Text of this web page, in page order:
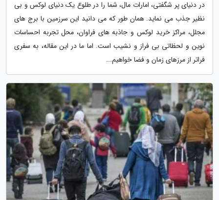
در دنیای پر شگفتی، امارات مال، شما را در طلوع یک دنیای لوکس و بی
نظیر جذب می نماید. همان طور که می دانید این سرزمین با برج های
مجلل، مراکز خرید لوکس و جاذبه های فراوان، محل تجربه احساسات
نوین و لحظاتی بی فراز و نشیب است. اما ما در این مقاله، به سفری
فراتر از مرزهای زمان و فضا خواهیم...